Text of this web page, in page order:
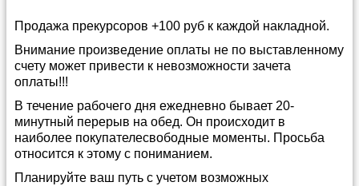
Продажа прекурсоров +100 руб к каждой накладной.
Внимание произведение оплаты не по выставленному
счету может привести к невозможности зачета
оплаты!!!
В течение рабочего дня ежедневно бывает 20-
минутный перерыв на обед. Он происходит в
наиболее покупателесвободные моменты. Просьба
относится к этому с пониманием.
Планируйте ваш путь с учетом возможных